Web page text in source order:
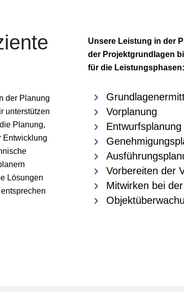
der Planung
unterstützen
Planung,
Entwicklung
Lösungen
Unsere Leistung in der
der Projektgrundlagen
für die
Vorplanung
Entwurfsplanung
Vorbereiten der
Mitwirken bei